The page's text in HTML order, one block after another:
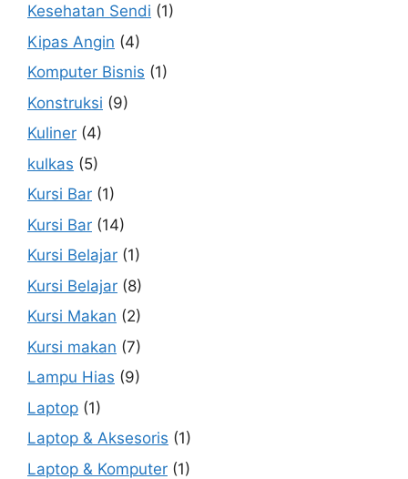
Kesehatan Sendi (1)
Kipas Angin (4)
Komputer Bisnis (1)
Konstruksi (9)
Kuliner (4)
kulkas (5)
Kursi Bar (1)
Kursi Bar (14)
Kursi Belajar (1)
Kursi Belajar (8)
Kursi Makan (2)
Kursi makan (7)
Lampu Hias (9)
Laptop (1)
Laptop & Aksesoris (1)
Laptop & Komputer (1)